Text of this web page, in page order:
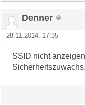
Denner
28.11.2014, 17:35
SSID nicht